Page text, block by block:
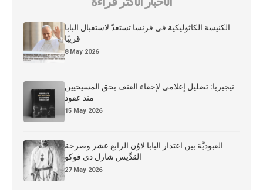
الكنيسة الكاثوليكية في فرنسا تستعدّ لاستقبال البابا
قريبًا
8 May 2026
نيجيريا: تضليل إعلامي لإخفاء العنف بحق المسيحيين
منذ عقود
15 May 2026
العبوديَّة بين اعتذار البابا لاوُن الرابع عشر وصرخة
القدِّيس شارل دي فوكو
27 May 2026